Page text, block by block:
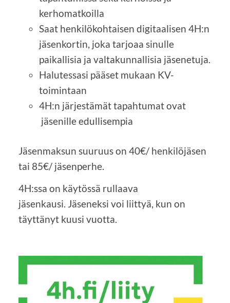
kerhomatkoilla
Saat henkilökohtaisen digitaalisen 4H:n
jäsenkortin, joka tarjoaa sinulle
paikallisia ja valtakunnallisia jäsenetuja.
Halutessasi pääset mukaan KV-
toimintaan
4H:n järjestämät tapahtumat ovat
jäsenille edullisempia
Jäsenmaksun suuruus on 40€/ henkilöjäsen
tai 85€/ jäsenperhe.
4H:ssa on käytössä rullaava
jäsenkausi. Jäseneksi voi liittyä, kun on
täyttänyt kuusi vuotta.